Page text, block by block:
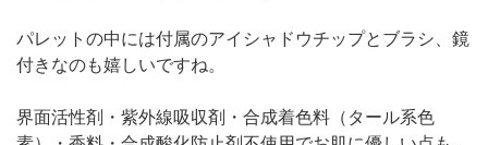
パレットの中には付属のアイシャドウチップとブラシ、鏡
付きなのも嬉しいですね。
界面活性剤・紫外線吸収剤・合成着色料（タール系色